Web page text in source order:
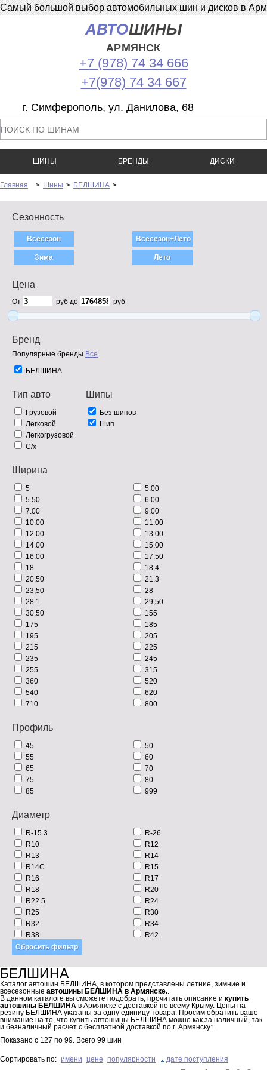
Самый большой выбор автомобильных шин и дисков в
АВТОШИНЫ
АРМЯНСК
+7 (978) 74 34 666
+7(978) 74 34 667
г. Симферополь, ул. Данилова, 68
ШИНЫ БРЕНДЫ ДИСКИ
Главная > Шины > БЕЛШИНА >
Сезонность
Цена
От руб до руб
Бренд
Популярные бренды Все
БЕЛШИНА
Тип авто
Грузовой
Легковой
Легкогрузовой
С/х
Шипы
Без шипов
Шип
Ширина
5
5.00
5.50
6.00
7.00
9.00
10.00
11.00
12.00
13.00
14.00
15,00
16.00
17,50
18
18.4
20,50
21.3
23,50
28
28.1
29,50
30,50
155
175
185
195
205
215
225
235
245
255
315
360
520
540
620
710
800
Профиль
45
50
55
60
65
70
75
80
85
999
Диаметр
R-15.3
R-26
R10
R12
R13
R14
R14C
R15
R16
R17
R18
R20
R22.5
R24
R25
R30
R32
R34
R38
R42
БЕЛШИНА
Каталог автошин БЕЛШИНА, в котором представлены летние, зимние и
всесезонные автошины БЕЛШИНА в Армянске.
В данном каталоге вы сможете подобрать, прочитать описание и купить
автошины БЕЛШИНА в Армянске с доставкой по всему Крыму. Цены на
резину БЕЛШИНА указаны за одну единицу товара. Просим обратить ваше
внимание на то, что купить автошины БЕЛШИНА можно как за наличный, так
и безналичный расчет с бесплатной доставкой по г. Армянску*.
Показано с 127 по 99 . Всего 99 шин
Сортировать по: имени цене популярности
дате поступления